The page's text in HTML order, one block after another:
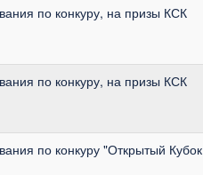
по конкуру, на призы КСК
по конкуру, на призы КСК
по конкуру "Открытый Кубок